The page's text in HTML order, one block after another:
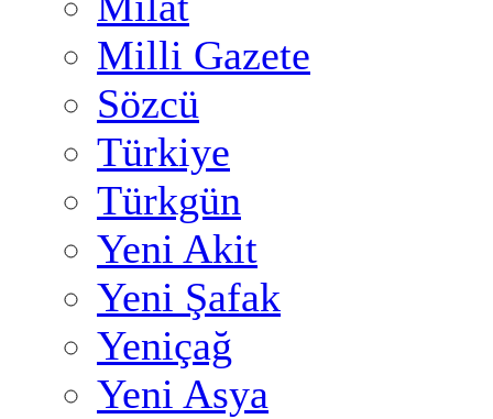
Milli Gazete
Sözcü
Türkiye
Türkgün
Yeni Akit
Yeni Şafak
Yeniçağ
Yeni Asya